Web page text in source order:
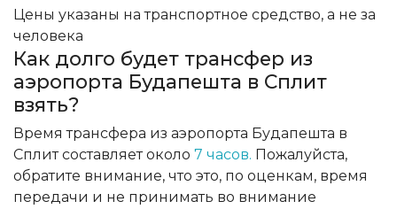
Цены указаны на транспортное средство, а не за
человека
Как долго будет трансфер из
аэропорта Будапешта в Сплит
взять?
Время трансфера из аэропорта Будапешта в
Сплит составляет около 7 часов. Пожалуйста,
обратите внимание, что это, по оценкам, время
передачи и не принимать во внимание